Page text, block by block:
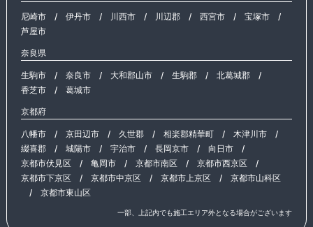
尼崎市/ 伊丹市/ 川西市/ 川辺郡/ 西宮市/ 宝塚市/
芦屋市
奈良県
生駒市/ 奈良市/ 大和郡山市/ 生駒郡/ 北葛城郡/
香芝市/ 葛城市
京都府
八幡市/ 京田辺市/ 久世郡/ 相楽郡精華町/ 木津川市/
綴喜郡/ 城陽市/ 宇治市/ 長岡京市/ 向日市/
京都市伏見区/ 亀岡市/ 京都市南区/ 京都市西京区/
京都市下京区/ 京都市中京区/ 京都市上京区/ 京都市山科区
/ 京都市東山区
一部、上記内でも施工エリア外となる場合がございます